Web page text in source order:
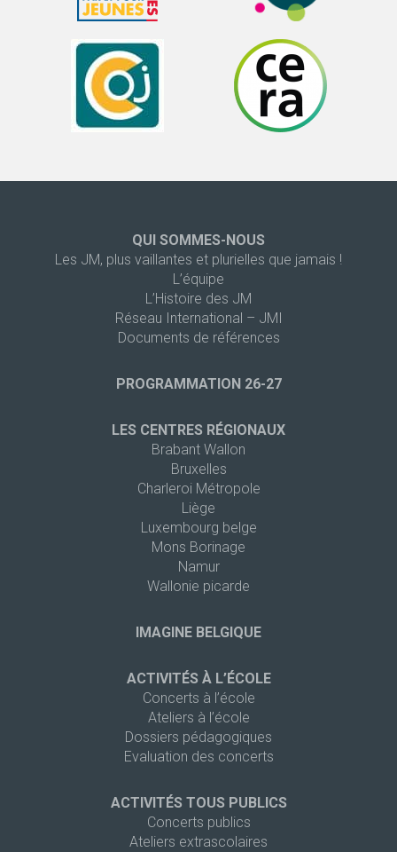
QUI SOMMES-NOUS
Les JM, plus vaillantes et plurielles que jamais !
L’équipe
L’Histoire des JM
Réseau International – JMI
Documents de références
PROGRAMMATION 26-27
LES CENTRES RÉGIONAUX
Brabant Wallon
Bruxelles
Charleroi Métropole
Liège
Luxembourg belge
Mons Borinage
Namur
Wallonie picarde
IMAGINE BELGIQUE
ACTIVITÉS À L’ÉCOLE
Concerts à l’école
Ateliers à l’école
Dossiers pédagogiques
Evaluation des concerts
ACTIVITÉS TOUS PUBLICS
Concerts publics
Ateliers extrascolaires